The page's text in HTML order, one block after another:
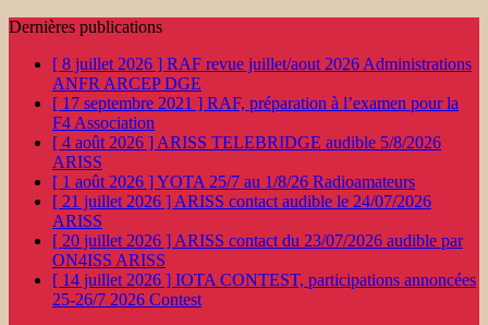
Dernières publications
[ 8 juillet 2026 ] RAF revue juillet/aout 2026 Administrations
ANFR ARCEP DGE
[ 17 septembre 2021 ] RAF, préparation à l’examen pour la
F4 Association
[ 4 août 2026 ] ARISS TELEBRIDGE audible 5/8/2026
ARISS
[ 1 août 2026 ]YOTA 25/7 au 1/8/26 Radioamateurs
[ 21 juillet 2026 ] ARISS contact audible le 24/07/2026
ARISS
[ 20 juillet 2026 ] ARISS contact du 23/07/2026 audible par
ON4ISS ARISS
[ 14 juillet 2026 ] IOTA CONTEST, participations annoncées
25-26/7 2026 Contest